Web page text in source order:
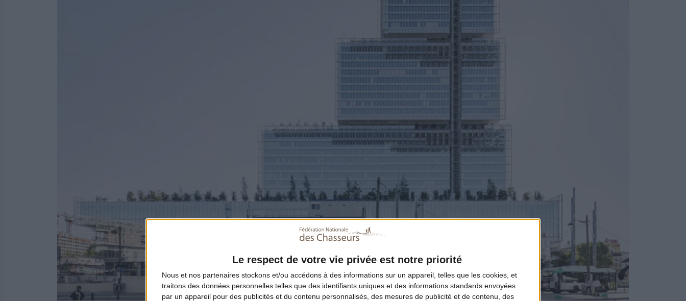
Le respect de votre vie privée est notre priorité
Nous et nos partenaires stockons et/ou accédons à des informations sur un appareil, telles que les cookies, et
traitons des données personnelles telles que des identifiants uniques et des informations standards envoyées
par un appareil pour des publicités et du contenu personnalisés, des mesures de publicité et de contenu, des